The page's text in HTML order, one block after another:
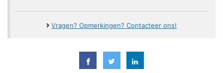
Vragen? Opmerkingen? Contacteer ons!